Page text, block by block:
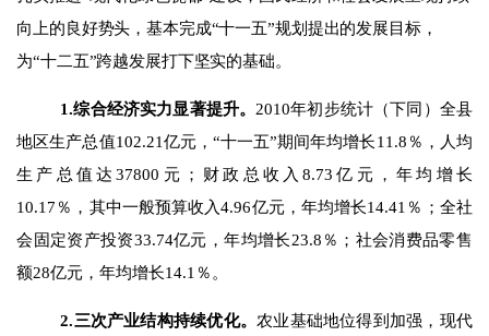
向上的良好势头，基本完成“十一五”规划提出的发展目标，
为“十二五”跨越发展打下坚实的基础。
1.综合经济实力显著提升。 2010年初步统计（下同）全县
地区生产总值102.21亿元，“十一五”期间年均增长11.8 ％，人均
生产总值达37800 元； 财政总收入8.73 亿元，年均增长
10.17 ％，其中一般预算收入4.96亿元，年均增长14.41 ％；全社
会固定资产投资33.74亿元，年均增长23.8 ％；社会消费品零售
额28亿元，年均增长14.1 ％。
2.三次产业结构持续优化。农业基础地位得到加强，现代